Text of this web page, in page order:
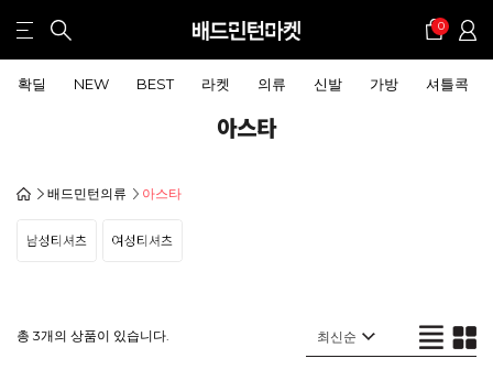
0
확딜 NEW BEST 라켓 의류 신발 가방 셔틀콕
아스타
배드민턴의류 아스타
총 3개의 상품이 있습니다.